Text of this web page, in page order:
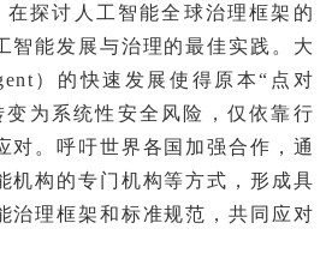
在探讨人工智能全球治理框架的
智能发展与治理的最佳实践。大
）的快速发展使得原本“点对
变为系统性安全风险，仅依靠行
对。呼吁世界各国加强合作，通
机构的专门机构等方式，形成具
治理框架和标准规范，共同应对